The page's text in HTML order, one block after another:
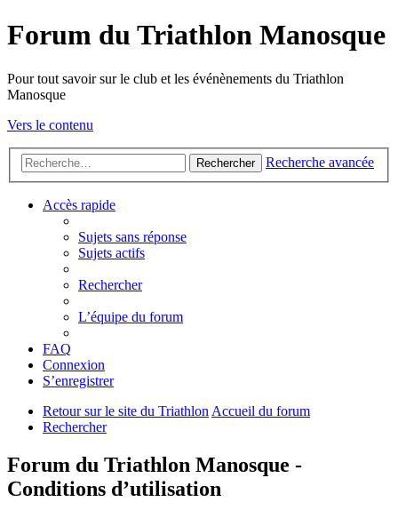
Forum du Triathlon Manosque
Pour tout savoir sur le club et les événènements du Triathlon
Manosque
Vers le contenu
Rechercher Recherche avancée
Accès rapide
Sujets sans réponse
Sujets actifs
Rechercher
L’équipe du forum
FAQ
Connexion
S’enregistrer
Retour sur le site du TriathlonAccueil du forum
Rechercher
Forum du Triathlon Manosque -
Conditions d’utilisation